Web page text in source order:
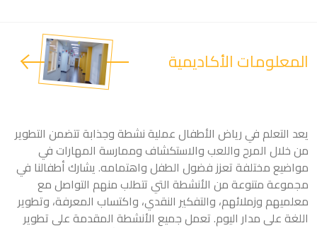
المعلومات الأكاديمية
يعد التعلم في رياض الأطفال عملية نشطة وجذابة تتضمن التطوير
من خلال المرح واللعب والاستكشاف وممارسة المهارات في
مواضيع مختلفة تعزز فضول الطفل واهتمامه. يشارك أطفالنا في
مجموعة متنوعة من الأنشطة التي تتطلب منهم التواصل مع
معلميهم وزملائهم، والتفكير النقدي، واكتساب المعرفة، وتطوير
اللغة على مدار اليوم. تعمل جميع الأنشطة المقدمة على تطوير